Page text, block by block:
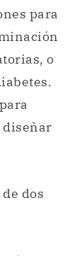
para
o
diseñar
dos